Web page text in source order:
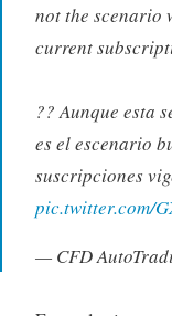
not the scenario
current
?? Aunque esta
es el escenario
suscripciones
pic.twitter.com/
— CFD